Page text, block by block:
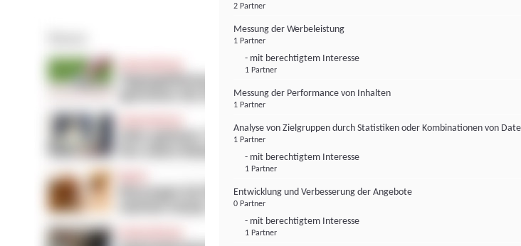
2 Partner
Messung der Werbeleistung
1 Partner
- mit berechtigtem Interesse
1 Partner
Messung der Performance von Inhalten
1 Partner
Analyse von Zielgruppen durch Statistiken oder Kombinationen von
1 Partner
- mit berechtigtem Interesse
1 Partner
Entwicklung und Verbesserung der Angebote
0 Partner
- mit berechtigtem Interesse
1 Partner